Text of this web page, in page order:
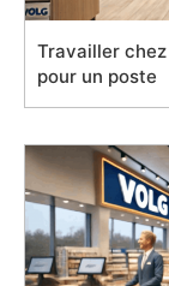
Travailler
pour un poste